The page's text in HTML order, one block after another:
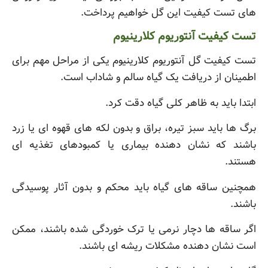
های تست کیفیت این گل خواهیم پرداخت.
تست کیفیت آنتوریوم کلارینیوم
تست کیفیت گل آنتوریوم کلارینیوم یکی از مراحل مهم برای
اطمینان از دریافت یک گیاه سالم و شاداب است.
ابتدا باید به ظاهر کلی گیاه دقت کرد.
برگ ها باید سبز تیره، براق و بدون لکه های قهوه ای یا زرد
باشند که نشان دهنده بیماری یا کمبودهای تغذیه ای
هستند.
همچنین ساقه های گیاه باید محکم و بدون آثار پوسیدگی
باشند.
اگر ساقه ها دچار نرمی یا ترک خوردگی شده باشند، ممکن
است نشان دهنده مشکلات ریشه ای باشند.